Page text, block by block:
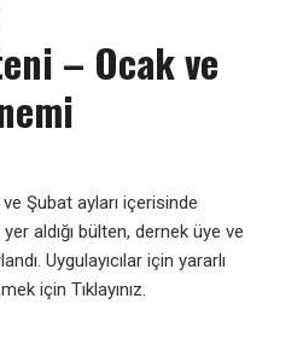
– Ocak ve
Şubat ayları içerisinde
aldığı bülten, dernek üye ve
Uygulayıcılar için yararlı
için Tıklayınız.